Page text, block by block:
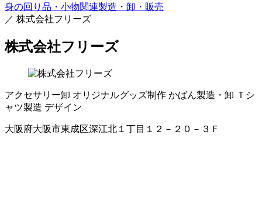
身の回り品・小物関連製造・卸・販売
／ 株式会社フリーズ
株式会社フリーズ
アクセサリー卸 オリジナルグッズ制作 かばん製造・卸 Ｔシ
ャツ製造 デザイン
大阪府大阪市東成区深江北１丁目１２－２０－３Ｆ